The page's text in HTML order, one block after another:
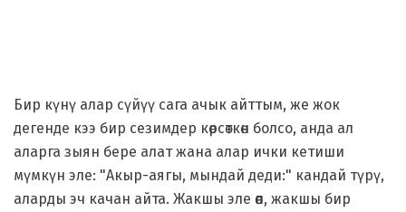
Бир күнү алар сүйүү сага ачык айттым, же жок
дегенде кээ бир сезимдер көрсөткөн болсо, анда ал
аларга зыян бере алат жана алар ички кетиши
мүмкүн эле: "Акыр-аягы, мындай деди:" кандай түрү,
аларды эч качан айта. Жакшы эле өөп, жакшы бир